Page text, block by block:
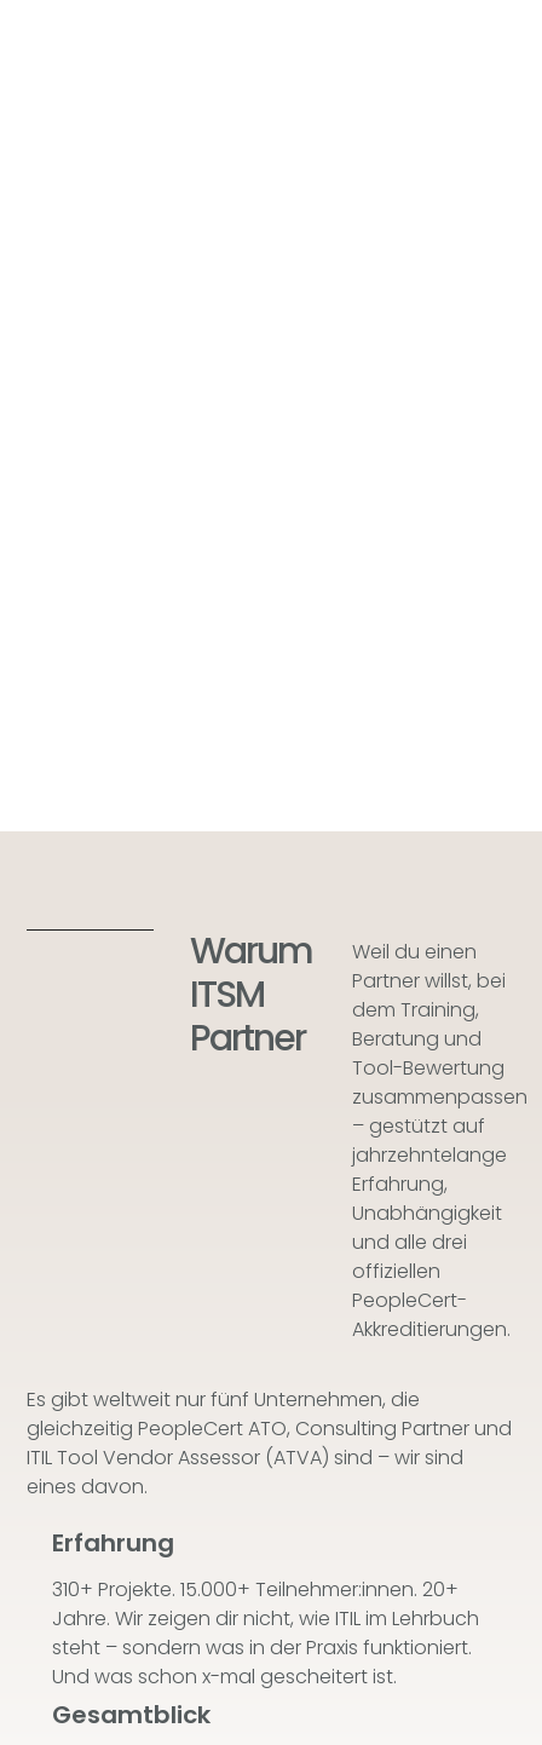
Warum
ITSM
Partner
Weil du einen
Partner willst, bei
dem Training,
Beratung und
Tool-Bewertung
zusammenpassen
– gestützt auf
jahrzehntelange
Erfahrung,
Unabhängigkeit
und alle drei
offiziellen
PeopleCert-
Akkreditierungen.
Es gibt weltweit nur fünf Unternehmen, die
gleichzeitig PeopleCert ATO, Consulting Partner und
ITIL Tool Vendor Assessor (ATVA) sind – wir sind
eines davon.
Erfahrung
310+ Projekte. 15.000+ Teilnehmer:innen. 20+
Jahre. Wir zeigen dir nicht, wie ITIL im Lehrbuch
steht – sondern was in der Praxis funktioniert.
Und was schon x-mal gescheitert ist.
Gesamtblick